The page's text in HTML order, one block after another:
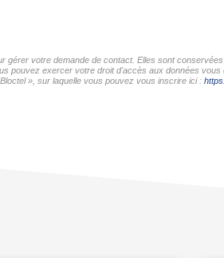
votre demande de contact. Elles sont
pouvez exercer votre droit d'accès aux données
», sur laquelle vous pouvez vous inscrire ici :